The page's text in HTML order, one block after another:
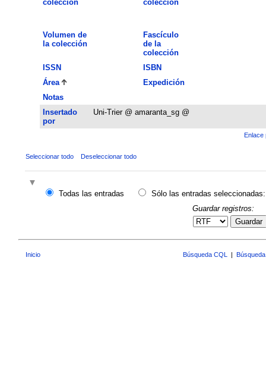
colección
colección
Volumen de
la colección
Fascículo
de la
colección
ISSN
ISBN
Área
Expedición
Notas
Insertado
por
Uni-Trier @ amaranta_sg @
Enlace
Seleccionar todo Deseleccionar todo
Todas las entradas
Sólo las entradas seleccionadas:
Guardar registros:
Guardar
Inicio Búsqueda CQL